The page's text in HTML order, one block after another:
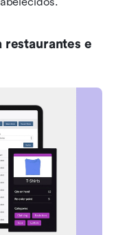
restaurantes e